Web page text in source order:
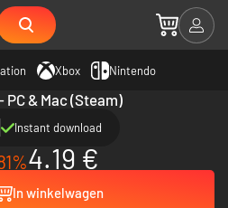
Xbox Nintendo
PC & Mac (Steam)
Instant download
4.19 €
In winkelwagen